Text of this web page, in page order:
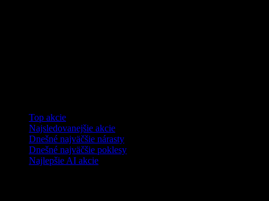
Top akcie
Najsledovanejšie akcie
Dnešné najväčšie nárasty
Dnešné najväčšie poklesy
Najlepšie AI akcie